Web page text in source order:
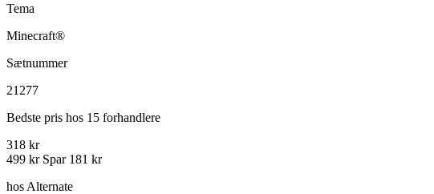
Tema
Minecraft®
Sætnummer
21277
Bedste pris hos 15 forhandlere
318 kr
499 kr Spar 181 kr
hos Alternate